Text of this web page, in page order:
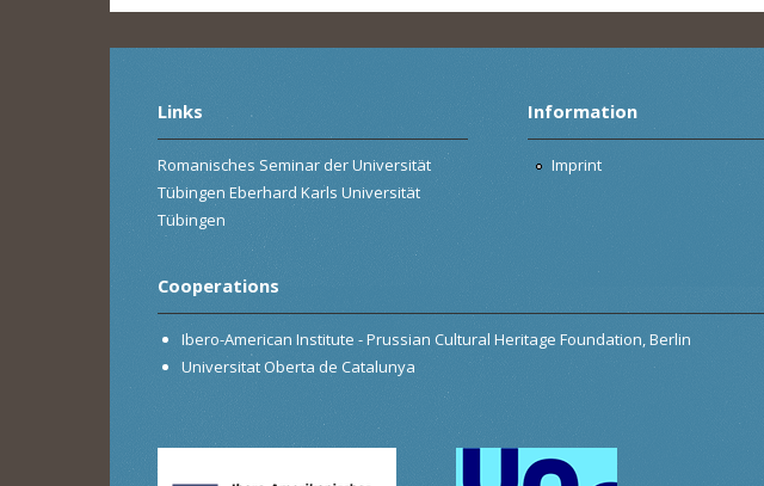
Links
Romanisches Seminar der Universität
Tübingen Eberhard Karls Universität
Tübingen
Information
Imprint
Cooperations
Ibero-American Institute - Prussian Cultural Heritage Foundation, Berlin
Universitat Oberta de Catalunya